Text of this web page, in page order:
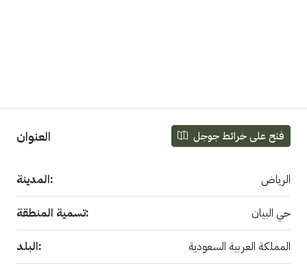
العنوان فتح على خرائط جوجل
المدينة: الرياض
تسمية المنطقة: حي البيان
البلد: المملكة العربية السعودية